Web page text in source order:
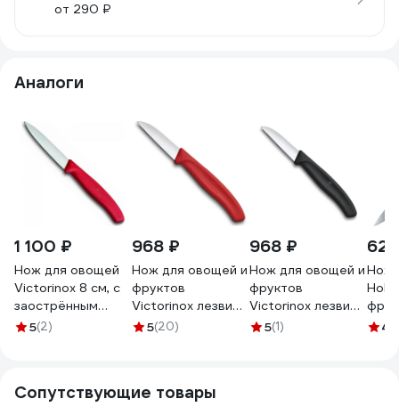
от 290 ₽
Аналоги
1 100 ₽
Нож для овощей
Victorinox 8 см, с
заострённым
кончиком, красный
5(2)
968 ₽
Нож для овощей и
фруктов
Victorinox лезвие
6 см, красный
5(20)
968 ₽
Нож для овощей и
фруктов
Victorinox лезвие
6 см, черный
5(1)
Нож
4.9
Сопутствующие товары